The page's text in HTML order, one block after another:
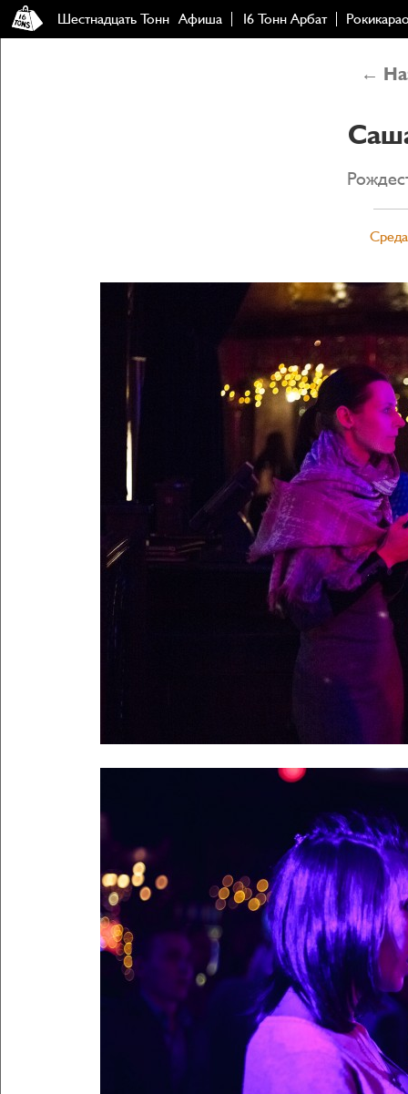
Шестнадцать Тонн Афиша 16 Тонн Арбат
←